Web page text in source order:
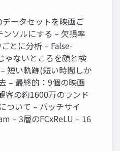
データセットを映画ご
ンソルにする – 欠損率
とに分析 – False-
ゃないところを顔と検
短い軌跡(短い時間しか
– 最終的：9個の映画
客の約1600万のランド
ついて – バッチサイ
– 3層のFCxReLU – 16